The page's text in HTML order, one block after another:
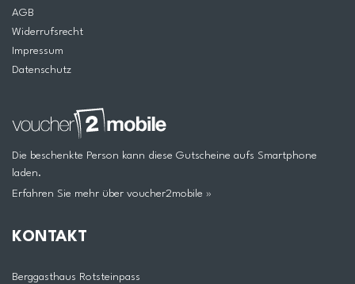
AGB
Widerrufsrecht
Impressum
Datenschutz
Die beschenkte Person kann diese Gutscheine aufs Smartphone
laden.
Erfahren Sie mehr über voucher2mobile »
KONTAKT
Berggasthaus Rotsteinpass